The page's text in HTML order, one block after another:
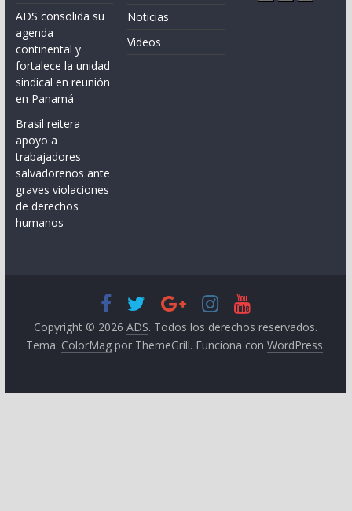
ADS consolida su
agenda
continental y
fortalece la unidad
sindical en reunión
en Panamá
Brasil reitera
apoyo a
trabajadores
salvadoreños ante
graves violaciones
de derechos
humanos
Noticias
Videos
Copyright © 2026ADS. Todos los derechos reservados.
Tema: ColorMag por ThemeGrill. Funciona conWordPress.